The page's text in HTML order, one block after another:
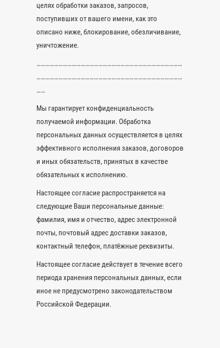
целях обработки заказов, запросов,
поступивших от вашего имени, как это
описано ниже, блокирование, обезличивание,
уничтожение.
………………………………………………………………………………………
………………………………………………………………………………………
……
Мы гарантирует конфиденциальность
получаемой информации. Обработка
персональных данных осуществляется в целях
эффективного исполнения заказов, договоров
и иных обязательств, принятых в качестве
обязательных к исполнению.
Настоящее согласие распространяется на
следующие Ваши персональные данные:
фамилия, имя и отчество, адрес электронной
почты, почтовый адрес доставки заказов,
контактный телефон, платёжные реквизиты.
Настоящее согласие действует в течение всего
периода хранения персональных данных, если
иное не предусмотрено законодательством
Российской Федерации.